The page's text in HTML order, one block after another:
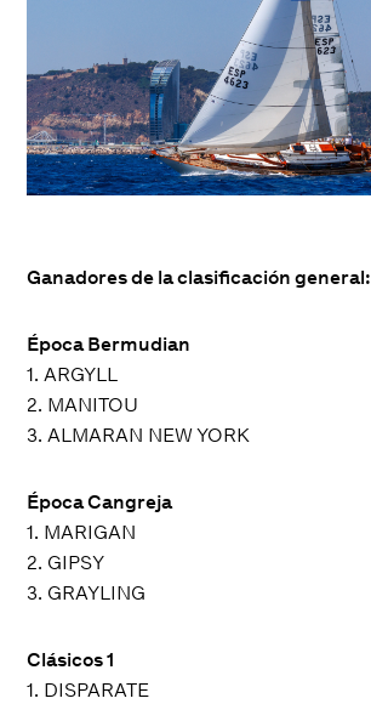
Ganadores de la clasificación general:
Época Bermudian
1. ARGYLL
2. MANITOU
3. ALMARAN NEW YORK
Época Cangreja
1. MARIGAN
2. GIPSY
3. GRAYLING
Clásicos 1
1. DISPARATE